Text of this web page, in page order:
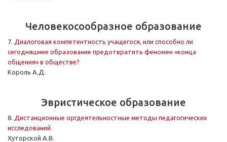
Человекосообразное образование
7. Диалоговая компетентность учащегося, или способно ли
сегодняшнее образование предотвратить феномен «конца
общения» в обществе?
Король А.Д.
Эвристическое образование
8. Дистанционные оргдеятельностные методы педагогических
исследований
Хуторской А.В.